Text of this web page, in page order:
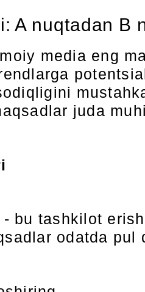
A nuqtadan B
media eng
juda
bu tashkilot
odatda